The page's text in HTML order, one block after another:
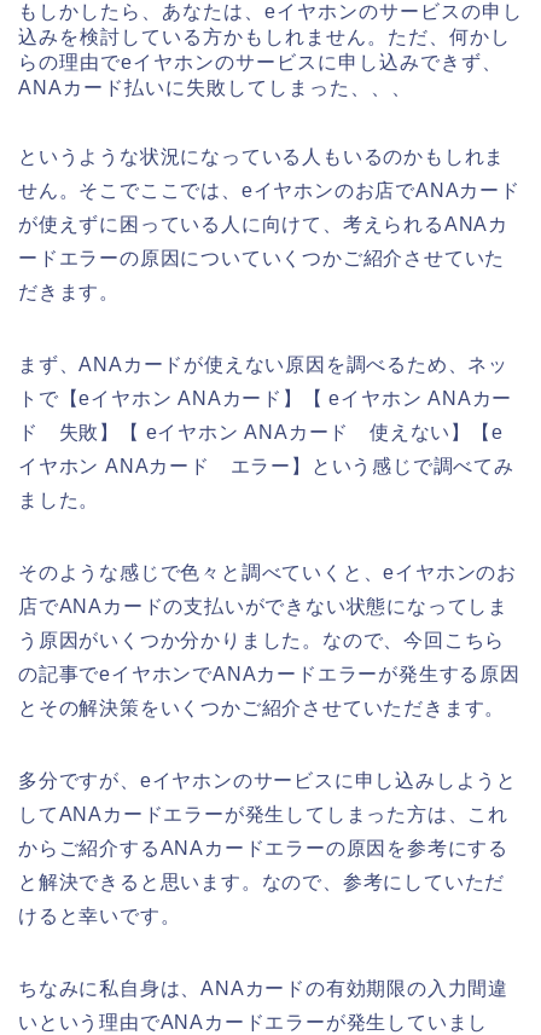
もしかしたら、あなたは、eイヤホンのサービスの申し
込みを検討している方かもしれません。ただ、何かし
らの理由でeイヤホンのサービスに申し込みできず、
ANAカード払いに失敗してしまった、、、
というような状況になっている人もいるのかもしれま
せん。そこでここでは、eイヤホンのお店でANAカード
が使えずに困っている人に向けて、考えられるANAカ
ードエラーの原因についていくつかご紹介させていた
だきます。
まず、ANAカードが使えない原因を調べるため、ネッ
トで【eイヤホン ANAカード】【 eイヤホン ANAカー
ド 失敗】【 eイヤホン ANAカード 使えない】【e
イヤホン ANAカード エラー】という感じで調べてみ
ました。
そのような感じで色々と調べていくと、eイヤホンのお
店でANAカードの支払いができない状態になってしま
う原因がいくつか分かりました。なので、今回こちら
の記事でeイヤホンでANAカードエラーが発生する原因
とその解決策をいくつかご紹介させていただきます。
多分ですが、eイヤホンのサービスに申し込みしようと
してANAカードエラーが発生してしまった方は、これ
からご紹介するANAカードエラーの原因を参考にする
と解決できると思います。なので、参考にしていただ
けると幸いです。
ちなみに私自身は、ANAカードの有効期限の入力間違
いという理由でANAカードエラーが発生していまし